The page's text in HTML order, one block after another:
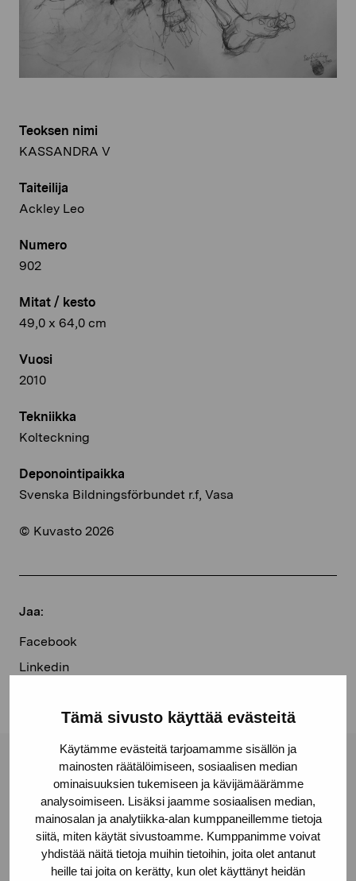
Tämä sivusto käyttää evästeitä
Käytämme evästeitä tarjoamamme sisällön ja
mainosten räätälöimiseen, sosiaalisen median
ominaisuuksien tukemiseen ja kävijämäärämme
analysoimiseen. Lisäksi jaamme sosiaalisen median,
mainosalan ja analytiikka-alan kumppaneillemme tietoja
siitä, miten käytät sivustoamme. Kumppanimme voivat
yhdistää näitä tietoja muihin tietoihin, joita olet antanut
heille tai joita on kerätty, kun olet käyttänyt heidän
Teoksen nimi
KASSANDRA V
Taiteilija
Ackley Leo
Numero
902
Mitat / kesto
49,0 x 64,0 cm
Vuosi
2010
Tekniikka
Kolteckning
Deponointipaikka
Svenska Bildningsförbundet r.f, Vasa
© Kuvasto 2026
Jaa:
Facebook
Linkedin
Pro Artibus -säätiö
Kustaa Vaasan katu 11
10600 Tammisaari
proartibus@proartibus.fi